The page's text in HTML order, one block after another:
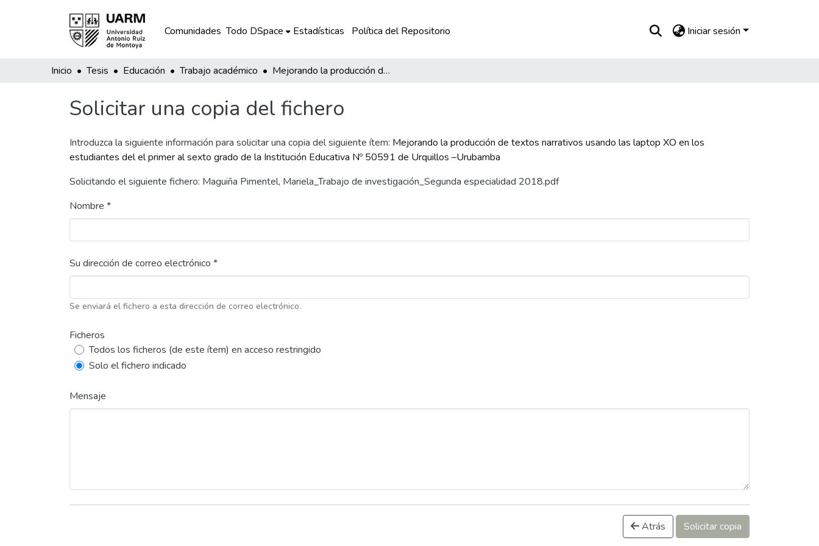
Comunidades Todo DSpace Estadísticas Política del Repositorio Iniciar sesión
Inicio Tesis Educación Trabajo académico Mejorando la producción de textos narrativos usando las laptop XO en los estudiantes del el primer al sexto grado de la Institución Educativa Nº 50591 de Urquillos –Urubamba
Solicitar una copia del fichero
Introduzca la siguiente información para solicitar una copia del siguiente ítem: Mejorando la producción de textos narrativos usando las laptop XO en los
estudiantes del el primer al sexto grado de la Institución Educativa Nº 50591 de Urquillos –Urubamba
Solicitando el siguiente fichero: Maguiña Pimentel, Mariela_Trabajo de investigación_Segunda especialidad 2018.pdf
Nombre *
Su dirección de correo electrónico *
Se enviará el fichero a esta dirección de correo electrónico.
Ficheros
Todos los ficheros (de este ítem) en acceso restringido
Solo el fichero indicado
Mensaje
Atrás Solicitar copia